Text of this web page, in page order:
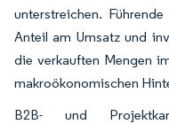
unterstreichen.
Anteil am Umsatz und
die verkauften Mengen
makroökonomischen
B2B- und